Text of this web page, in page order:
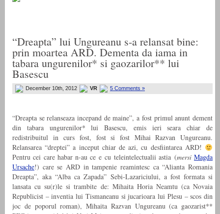
“Dreapta” lui Ungureanu s-a relansat bine:
prin moartea ARD. Dementa da iama in
tabara ungurenilor* si gaozarilor** lui
Basescu
December 10th, 2012 VR 5 Comments »
“Dreapta se relanseaza incepand de maine”, a fost primul anunt dement
din tabara ungurenilor* lui Basescu, emis ieri seara chiar de
redistribuitul in curs fost, fost si fost Mihai Razvan Ungureanu.
Relansarea “dreptei” a inceput chiar de azi, cu desfiintarea ARD!
Pentru cei care habar n-au ce e cu teleintelectualii astia (mersi Magda
Ursache!) care se ARD in tampenie reamintesc ca “Alianta Romania
Dreapta”, aka “Alba ca Zapada” Sebi-Lazariciului, a fost formata si
lansata cu su(r)le si trambite de: Mihaita Horia Neamtu (ca Novaia
Republicist – inventia lui Tismaneanu si jucarioara lui Plesu – scos din
joc de poporul roman), Mihaita Razvan Ungureanu (ca gaozarist**